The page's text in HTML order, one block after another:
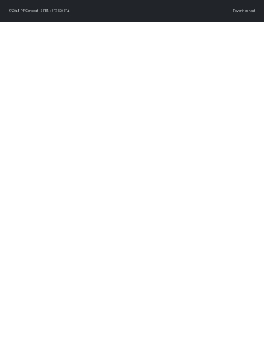
Revenir en haut
© 2018 PF Concept · SIREN : 837 600 634